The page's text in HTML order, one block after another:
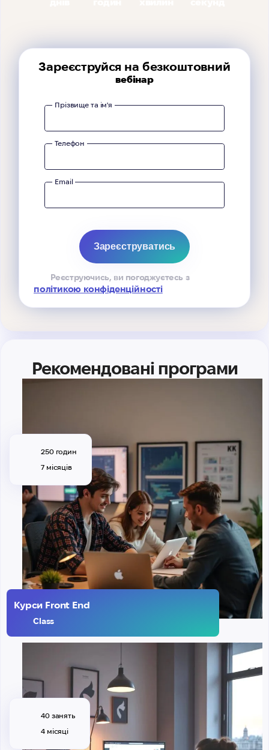
Зареєструйся на безкоштовний
вебінар
Прізвище та ім'я
Телефон
Email
Реєструючись, ви погоджуєтесь з
політикою конфіденційності
Рекомендовані програми
250 годин
7 місяців
Курси Front End
Class
40 занять
4 місяці